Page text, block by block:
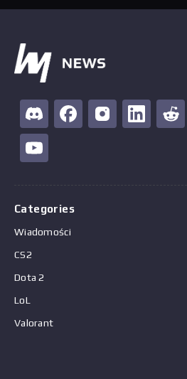
Categories
Wiadomości
CS2
Dota 2
LoL
Valorant